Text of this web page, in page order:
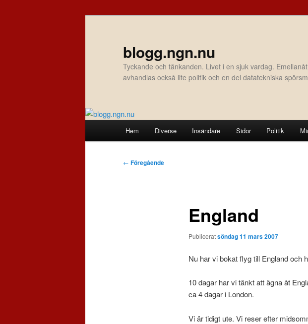
blogg.ngn.nu
Tyckande och tänkanden. Livet i en sjuk vardag.
avhandlas också lite politik och en del datatekniska
Hem Diverse Insändare Sidor Politik
Inläggsnavigering
← Föregående
England
Publiceratsöndag 11 mars 2007
Nu har vi bokat flyg till England och
10 dagar har vi tänkt att ägna åt
ca 4 dagar i London.
Vi är tidigt ute. Vi reser efter